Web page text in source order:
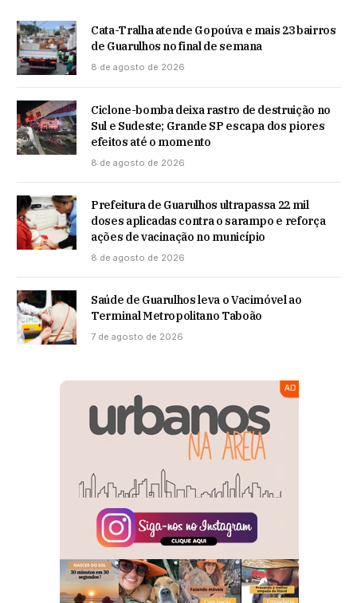
Cata-Tralha atende Gopoúva e mais 23 bairros
de Guarulhos no final de semana
8 de agosto de 2026
Ciclone-bomba deixa rastro de destruição no
Sul e Sudeste; Grande SP escapa dos piores
efeitos até o momento
8 de agosto de 2026
Prefeitura de Guarulhos ultrapassa 22 mil
doses aplicadas contra o sarampo e reforça
ações de vacinação no município
8 de agosto de 2026
Saúde de Guarulhos leva o Vacimóvel ao
Terminal Metropolitano Taboão
7 de agosto de 2026